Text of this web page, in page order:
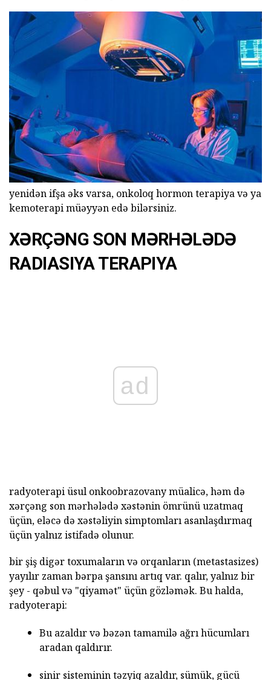
yenidən ifşa əks varsa, onkoloq hormon terapiya və ya
kemoterapi müəyyən edə bilərsiniz.
XƏRÇƏNG SON MƏRHƏLƏDƏ
RADIASIYA TERAPIYA
ad
radyoterapi üsul onkoobrazovany müalicə, həm də
xərçəng son mərhələdə xəstənin ömrünü uzatmaq
üçün, eləcə də xəstəliyin simptomları asanlaşdırmaq
üçün yalnız istifadə olunur.
bir şiş digər toxumaların və orqanların (metastasizes)
yayılır zaman bərpa şansını artıq var. qalır, yalnız bir
şey - qəbul və "qiyamət" üçün gözləmək. Bu halda,
radyoterapi:
Bu azaldır və bəzən tamamilə ağrı hücumları
aradan qaldırır.
sinir sisteminin təzyiq azaldır, sümük, gücü